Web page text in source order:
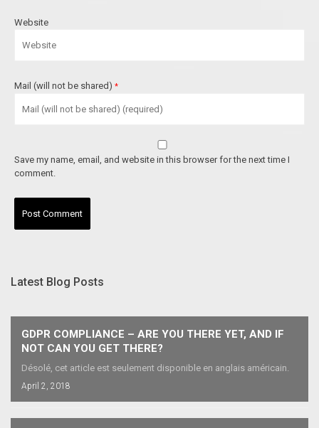
Website
Mail (will not be shared) *
Save my name, email, and website in this browser for the next time I
comment.
Latest Blog Posts
GDPR COMPLIANCE – ARE YOU THERE YET, AND IF
NOT CAN YOU GET THERE?
Désolé, cet article est seulement disponible en anglais américain.
April 2, 2018